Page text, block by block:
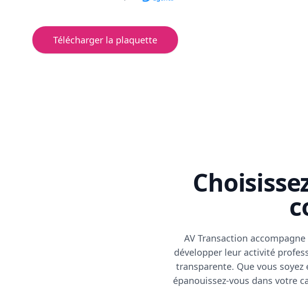
Télécharger la plaquette
AV Transaction
développer leur activité
transparente. Que vous
épanouissez-vous dans votre